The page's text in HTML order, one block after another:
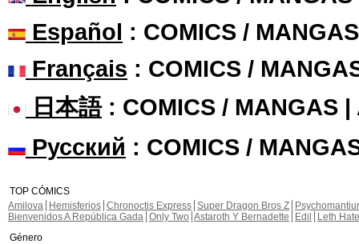
Español : COMICS /
Français : COMICS /
日本語: COMICS / MANGAS |
Русский : COMICS /
TOP CÓMICS
Amilova
Hemisferios Chronoctis Express Super Dragon Bros Z
Bienvenidos A República Gada Only Two Astaroth Y Bernadette Edil
Leth Hate
Género